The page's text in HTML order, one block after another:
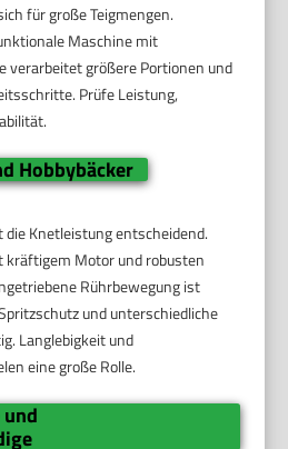
für große Teigmengen.
Maschine mit
verarbeitet größere Portionen und
Prüfe Leistung,
Hobbybäcker
Knetleistung entscheidend.
kräftigem Motor und robusten
Rührbewegung ist
und unterschiedliche
Langlebigkeit und
eine große Rolle.